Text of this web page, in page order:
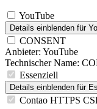
YouTube
Details einblenden für
CONSENT
Anbieter: YouTube
Technischer Name:
Essenziell
Details einblenden für
Contao HTTPS